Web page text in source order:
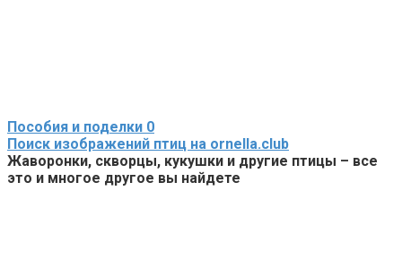
Пособия и поделки 0
Поиск изображений птиц на ornella.club
Жаворонки, скворцы, кукушки и другие птицы – все
это и многое другое вы найдете